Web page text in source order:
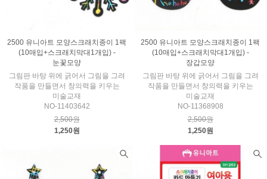
2500 유니아트 모양스크래치종이 1팩
(10매입+스크래치막대1개입) -
눈꽃모양
그림판 바탕 위에 긁어서 그림을 그려
작품을 만들면서 창의력을 키우는
미술교재
NO-11403642
2,500원
1,250원
2500 유니아트 모양스크래치종이 1팩
(10매입+스크래치막대1개입) -
장갑모양
그림판 바탕 위에 긁어서 그림을 그려
작품을 만들면서 창의력을 키우는
미술교재
NO-11368908
2,500원
1,250원